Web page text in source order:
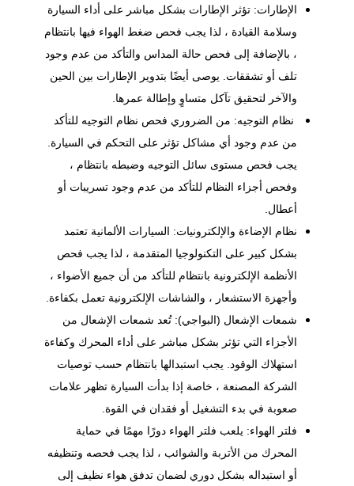
الإطارات: تؤثر الإطارات بشكل مباشر على أداء السيارة
وسلامة القيادة ، لذا يجب فحص ضغط الهواء فيها بانتظام
، بالإضافة إلى فحص حالة المداس والتأكد من عدم وجود
تلف أو تشققات. يوصى أيضًا بتدوير الإطارات بين الحين
والآخر لتحقيق تآكل متساوٍ وإطالة عمرها.
نظام التوجيه: من الضروري فحص نظام التوجيه للتأكد
من عدم وجود أي مشاكل تؤثر على التحكم في السيارة.
يجب فحص مستوى سائل التوجيه وضبطه بانتظام ،
وفحص أجزاء النظام للتأكد من عدم وجود تسريبات أو
أعطال.
نظام الإضاءة والإلكترونيات: السيارات الألمانية تعتمد
بشكل كبير على التكنولوجيا المتقدمة ، لذا يجب فحص
الأنظمة الإلكترونية بانتظام للتأكد من أن جميع الأضواء ،
وأجهزة الاستشعار ، والشاشات الإلكترونية تعمل بكفاءة.
شمعات الإشعال (البواجي): تُعد شمعات الإشعال من
الأجزاء التي تؤثر بشكل مباشر على أداء المحرك وكفاءة
استهلاك الوقود. يجب استبدالها بانتظام حسب توصيات
الشركة المصنعة ، خاصة إذا بدأت السيارة تظهر علامات
صعوبة في بدء التشغيل أو فقدان في القوة.
فلتر الهواء: يلعب فلتر الهواء دورًا مهمًا في حماية
المحرك من الأتربة والشوائب ، لذا يجب فحصه وتنظيفه
أو استبداله بشكل دوري لضمان تدفق هواء نظيف إلى